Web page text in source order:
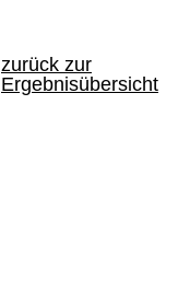
zurück zur
Ergebnisübersicht